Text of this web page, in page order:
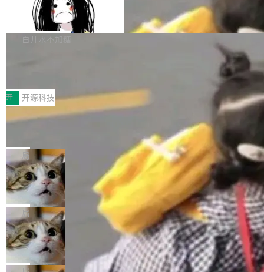
容的百科平台，被马斯克视为传统众包百科网站
维基百科的替代方案。Lawfare 调查发现，无论
热门页面还是低关注度页面，均未出现近期更
声明 LocaleResolver、注册 LocaleChangeInt
erceptor…五六步之后才能看到第一行翻译文
本。 Solon 换了个方式。整个 i18n 模块围绕三
Apache Doris 4.1 全面增强 Iceberg：
支持 UPDATE、MERGE INTO 与 Iceb
erg V3
Apache Doris 4.1 要补齐的，正是缺失的那一
半。在已有查询能力的基础上，Doris 进一步支
常维护操作，并完整支持 Iceberg V3 格式。
白开水不加糖
村国家自主创新示范区会议中心开幕。本届大会
由中关村智联软件服务业质量创新联盟主办，以
“智构可信·质创未来——AI原生时代的质量新范
式”为主题，直面AI从实验室走向规模化产业落地
的核心质量命题。会上，《2026智能研发生产力
工具选型手册》发布，Testin云测的Testin XAge
nt智能测试系统入选AI测试领域代表产品。对CI
O而言，这提示了一个转变：AI测试正在从效率
工具升级为企业的质量基础设施。 CIO面对的新
现实 过去两年，CIO们的焦虑清单上多了两项：
一是如何让大模型和智能体应用安全地从PoC走
向生产，二是如何让测试团队跟得上AI应用...
开 开源科技
让非法状态不可表示：一篇关于 ADT
有一种东西，一旦用过就回不去了。Alex Fedos
eev 管它叫"软件设计的基石"。 他说的东西不新
鲜——代数数据类型（ADT），尤其是和类型
（sum type）。但他说清楚了一件事：这不是类
型系统的学术体操，是日常编码的思维方式。 文
章从一个简单的例子切入。一个网站的深色主题
设置，如果用布尔值 + 可空字段来表示——bool
ean 表示是否可切换，nullable 的默认模式、浅
色方案、深色方案——会产生大量无意义的组
合。方案缺了、配置冲突了、全 null 了。要知道
局
Cloudflare 开源内部企业 AI 平台 Clou
dflare OS
Cloudflare 发布了一个开源项目 Cloudflare O
S。如果你只看官方博客，你会觉得这是又一
个"AI 知识库 + 聊天机器人"——每个大厂都在
做，没什么新鲜的。 但 Kenton Varda 在 Twitte
r 上把事情说清楚了： 今天我们发布了 Cloudfla
re OS，一个带连接器的聊天机器人，跟其他所
局
Deno 团队开源 Celld，可自托管的分
布式 Durable Objects
Ryan Dahl 领导的 Deno 团队推出了最新开源项
目 Celld，一个能在自己机器上运行 Cloudflare